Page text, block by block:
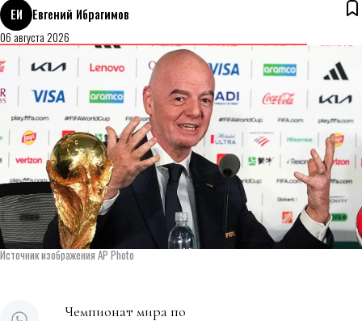
ЕИ
Евгений Ибрагимов
06 августа 2026
Источник изображения AP Photo
Чемпионат мира по